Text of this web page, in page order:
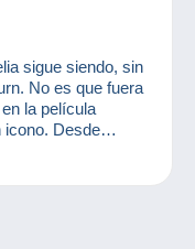
sigue siendo, sin
No es que fuera
la película
icono. Desde
Incluso